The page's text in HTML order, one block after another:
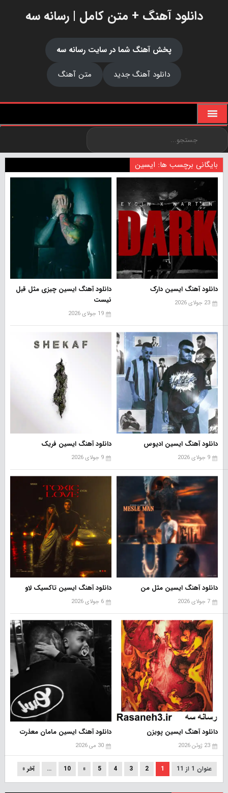
دانلود آهنگ + متن کامل | رسانه سه
پخش آهنگ شما در سایت رسانه سه
دانلود آهنگ جدید
متن آهنگ
بایگانی برچسب ها: ایسین
دانلود آهنگ ایسین دارک
23 جولای 2026
دانلود آهنگ ایسین چیزی مثل قبل
نیست
19 جولای 2026
دانلود آهنگ ایسین ادیوس
9 جولای 2026
دانلود آهنگ ایسین فریک
9 جولای 2026
دانلود آهنگ ایسین مثل من
7 جولای 2026
دانلود آهنگ ایسین تاکسیک لاو
6 جولای 2026
دانلود آهنگ ایسین پویزن
23 ژوئن 2026
دانلود آهنگ ایسین مامان معذرت
30 می 2026
عنوان 1 از 11 1
2
3
4
5
»
10
... آخر »